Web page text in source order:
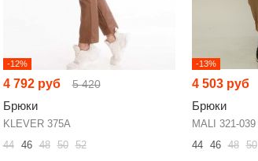
-12%
4 792 руб 5 420
Брюки
KLEVER 375А
44
46 48 50 52
-13%
4 503 руб
Брюки
MALI 321-039
44
46 48 50